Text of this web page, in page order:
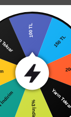
Vade Farksız 3-5
Fiş ve Prizler Fiş &
150 TL
Yarın Tekrar
Tekrar